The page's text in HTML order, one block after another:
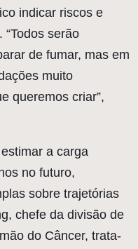
indicar riscos e
serão
de fumar, mas em
muito
queremos criar”,
a carga
no futuro,
sobre trajetórias
chefe da divisão de
do Câncer, trata-